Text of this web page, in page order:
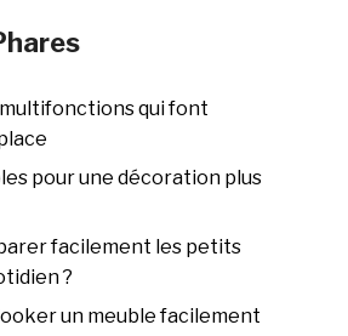
qui font
pour une décoration plus
facilement les petits
?
un meuble facilement